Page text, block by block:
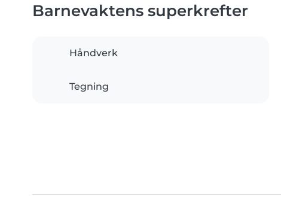
Barnevaktens superkrefter
Håndverk
Tegning